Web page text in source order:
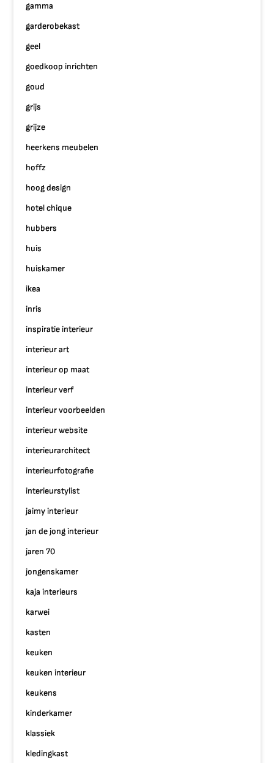
gamma
garderobekast
geel
goedkoop inrichten
goud
grijs
grijze
heerkens meubelen
hoffz
hoog design
hotel chique
hubbers
huis
huiskamer
ikea
inris
inspiratie interieur
interieur art
interieur op maat
interieur verf
interieur voorbeelden
interieur website
interieurarchitect
interieurfotografie
interieurstylist
jaimy interieur
jan de jong interieur
jaren 70
jongenskamer
kaja interieurs
karwei
kasten
keuken
keuken interieur
keukens
kinderkamer
klassiek
kledingkast